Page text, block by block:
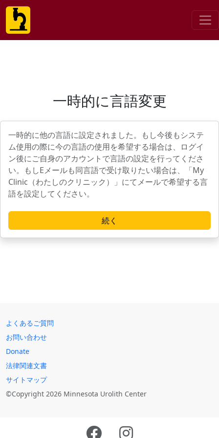
一時的に言語変更
一時的に他の言語に設定されました。もし今後もシステ
ム使用の際に今の言語の使用を希望する場合は、ログイ
ン後にご自身のアカウントで言語の設定を行ってくださ
い。もしEメールも同言語で受け取りたい場合は、「My
Clinic（わたしのクリニック）」にてメールで希望する言
語を設定してください。
続く
よくあるご質問
お問い合わせ
Donate
法律関連文書
サイトマップ
©Copyright 2026 Minnesota Urolith Center